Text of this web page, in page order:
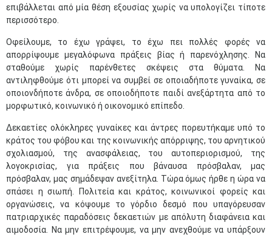
επιβάλλεται από μία θέση εξουσίας χωρίς να υπολογίζει τίποτε
περισσότερο.
Οφείλουμε, το έχω γράψει, το έχω πει πολλές φορές να
απορρίψουμε μεγαλόφωνα πράξεις βίας ή παρενόχλησης. Να
σταθούμε χωρίς παρένθετες σκέψεις στα θύματα. Να
αντιληφθούμε ότι μπορεί να συμβεί σε οποιαδήποτε γυναίκα, σε
οποιονδήποτε άνδρα, σε οποιοδήποτε παιδί ανεξάρτητα από το
μορφωτικό, κοινωνικό ή οικονομικό επίπεδο.
Δεκαετίες ολόκληρες γυναίκες και άντρες πορευτήκαμε υπό το
κράτος του φόβου και της κοινωνικής απόρριψης, του αρνητικού
σχολιασμού, της ανασφάλειας, του αυτοπεριορισμού, της
λογοκρισίας, για πράξεις που βάναυσα πρόσβαλαν, μας
πρόσβαλαν, μας σημάδεψαν ανεξίτηλα. Τώρα όμως ήρθε η ώρα να
σπάσει η σιωπή. Πολιτεία και κράτος, κοινωνικοί φορείς και
οργανώσεις, να κόψουμε το γόρδιο δεσμό που υπαγόρευσαν
πατριαρχικές παραδόσεις δεκαετιών με απόλυτη διαφάνεια και
αιμοδοσία. Να μην επιτρέψουμε, να μην ανεχθούμε να υπάρξουν